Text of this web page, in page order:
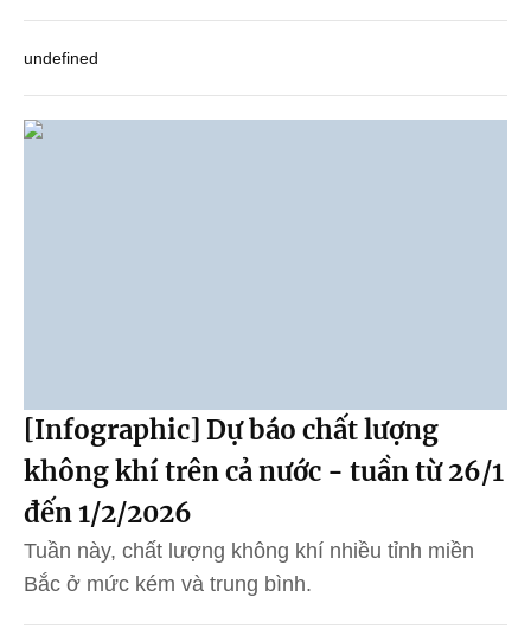
undefined
[Infographic] Dự báo chất lượng
không khí trên cả nước - tuần từ 26/1
đến 1/2/2026
Tuần này, chất lượng không khí nhiều tỉnh miền
Bắc ở mức kém và trung bình.